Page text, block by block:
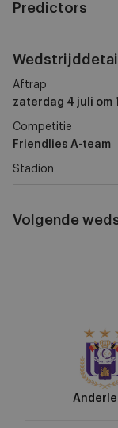
Predictors
Aftrap
zaterdag 4 juli om
Competitie
Friendlies A-team
Stadion
Volgende